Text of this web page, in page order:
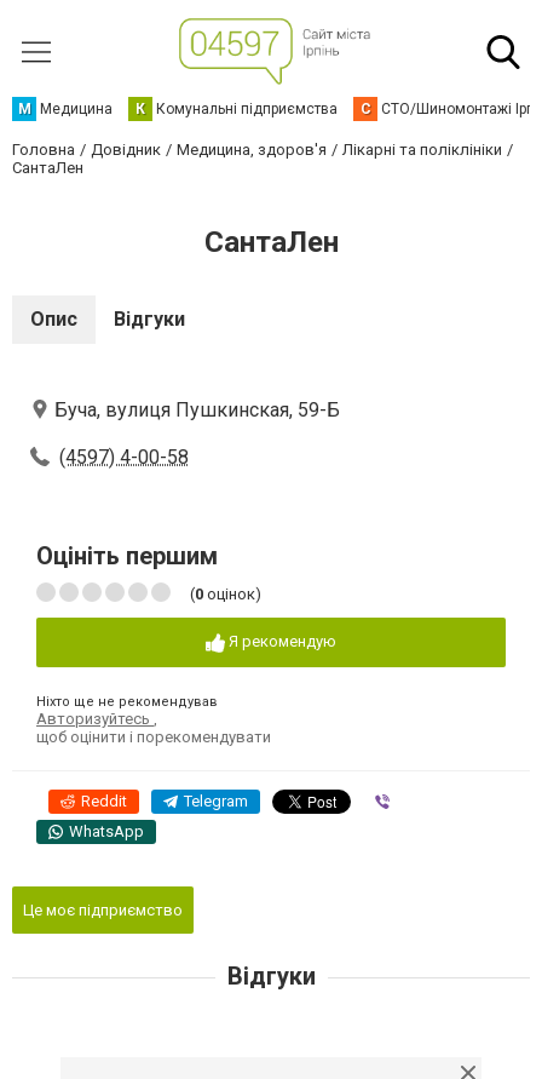
М Медицина К Комунальні підприємства С СТО/Шиномонтажі
Головна Довідник Медицина, здоров'я
Лікарні та поліклініки
СантаЛен
СантаЛен
Опис Відгуки
Буча, вулиця Пушкинская, 59-Б
(4597) 4-00-58
Оцініть першим
(0 оцінок)
Я рекомендую
Ніхто ще не рекомендував
Авторизуйтесь
щоб оцінити і порекомендувати
Reddit Telegram
WhatsApp
Це моє підприємство
Відгуки